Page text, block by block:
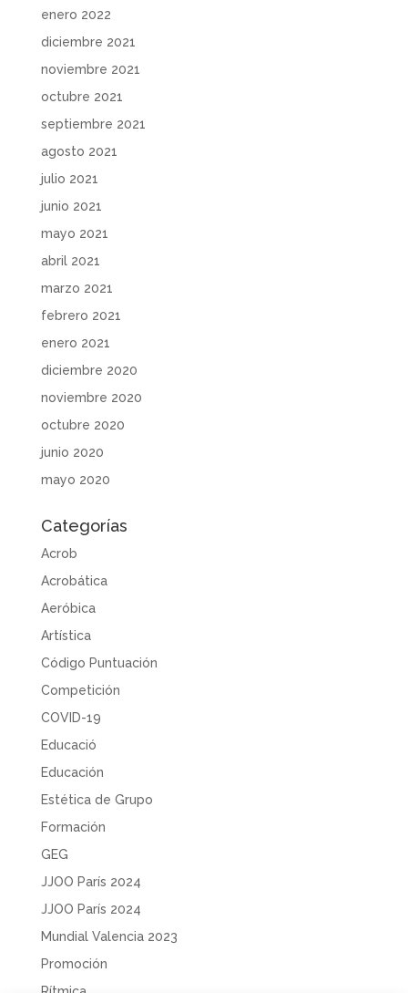
enero 2022
diciembre 2021
noviembre 2021
octubre 2021
septiembre 2021
agosto 2021
julio 2021
junio 2021
mayo 2021
abril 2021
marzo 2021
febrero 2021
enero 2021
diciembre 2020
noviembre 2020
octubre 2020
junio 2020
mayo 2020
Categorías
Acrob
Acrobática
Aeróbica
Artística
Código Puntuación
Competición
COVID-19
Educació
Educación
Estética de Grupo
Formación
GEG
JJOO París 2024
JJOO París 2024
Mundial Valencia 2023
Promoción